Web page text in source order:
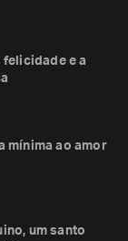
felicidade e a
mínima ao amor
um santo